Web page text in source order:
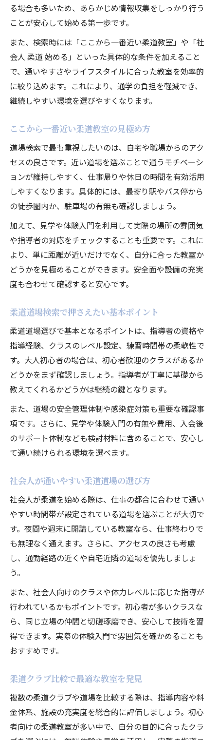
仕事帰りに通える柔道道場の探し方
柔道は大人からでも無理なく始められる
大人初心者の柔道教室体験談と感想
柔道クラブで安心して続ける工夫
柔道が大人から難しいと感じる理由
体験入門がスムーズに進む柔道道場の選び方
柔道体験入門で確認すべき教室ポイント
初心者歓迎の柔道道場を選ぶ基準
柔道クラブで体験入門を活用する方法
柔道教室体験時の持ち物と心構え
大人が安心して参加できる体験の流れ
柔道クラブの比較で自分に合う環境を探す
柔道クラブ選びで重視すべきポイント
大人初心者に合う柔道クラブの特徴
柔道教室の雰囲気や指導方法を比較
柔道道場比較で見つかる最適な環境
る場合も多いため、あらかじめ情報収集をしっかり行う
ことが安心して始める第一歩です。
また、検索時には「ここから一番近い柔道教室」や「社
会人 柔道 始める」といった具体的な条件を加えること
で、通いやすさやライフスタイルに合った教室を効率的
に絞り込めます。これにより、通学の負担を軽減でき、
継続しやすい環境を選びやすくなります。
ここから一番近い柔道教室の見極め方
道場検索で最も重視したいのは、自宅や職場からのアク
セスの良さです。近い道場を選ぶことで通うモチベーシ
ョンが維持しやすく、仕事帰りや休日の時間を有効活用
しやすくなります。具体的には、最寄り駅やバス停から
の徒歩圏内か、駐車場の有無も確認しましょう。
加えて、見学や体験入門を利用して実際の場所の雰囲気
や指導者の対応をチェックすることも重要です。これに
より、単に距離が近いだけでなく、自分に合った教室か
どうかを見極めることができます。安全面や設備の充実
度も合わせて確認すると安心です。
柔道道場検索で押さえたい基本ポイント
柔道道場選びで基本となるポイントは、指導者の資格や
指導経験、クラスのレベル設定、練習時間帯の柔軟性で
す。大人初心者の場合は、初心者歓迎のクラスがあるか
どうかをまず確認しましょう。指導者が丁寧に基礎から
教えてくれるかどうかは継続の鍵となります。
また、道場の安全管理体制や感染症対策も重要な確認事
項です。さらに、見学や体験入門の有無や費用、入会後
のサポート体制なども検討材料に含めることで、安心し
て通い続けられる環境を選べます。
社会人が通いやすい柔道道場の選び方
社会人が柔道を始める際は、仕事の都合に合わせて通い
やすい時間帯が設定されている道場を選ぶことが大切で
す。夜間や週末に開講している教室なら、仕事終わりで
も無理なく通えます。さらに、アクセスの良さも考慮
し、通勤経路の近くや自宅近隣の道場を優先しましょ
う。
また、社会人向けのクラスや体力レベルに応じた指導が
行われているかもポイントです。初心者が多いクラスな
ら、同じ立場の仲間と切磋琢磨でき、安心して技術を習
得できます。実際の体験入門で雰囲気を確かめることも
おすすめです。
柔道クラブ比較で最適な教室を発見
複数の柔道クラブや道場を比較する際は、指導内容や料
金体系、施設の充実度を総合的に評価しましょう。初心
者向けの柔道教室が多い中で、自分の目的に合ったクラ